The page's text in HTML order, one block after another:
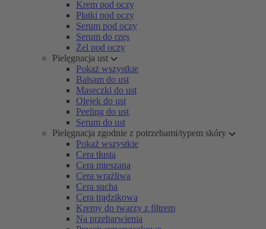
Krem pod oczy
Płatki pod oczy
Serum pod oczy
Serum do rzęs
Żel pod oczy
Pielęgnacja ust
Pokaż wszystkie
Balsam do ust
Maseczki do ust
Olejek do ust
Peeling do ust
Serum do ust
Pielęgnacja zgodnie z potrzebami/typem skóry
Pokaż wszystkie
Cera tłusta
Cera mieszana
Cera wrażliwa
Cera sucha
Cera trądzikowa
Kremy do twarzy z filtrem
Na przebarwienia